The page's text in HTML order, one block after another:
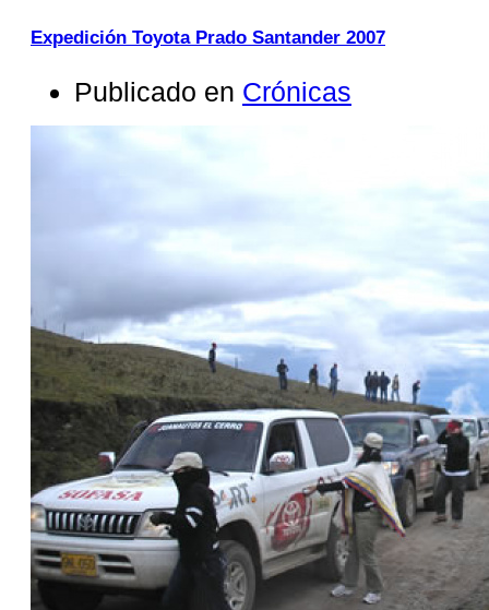
Expedición Toyota Prado Santander 2007
Publicado en Crónicas